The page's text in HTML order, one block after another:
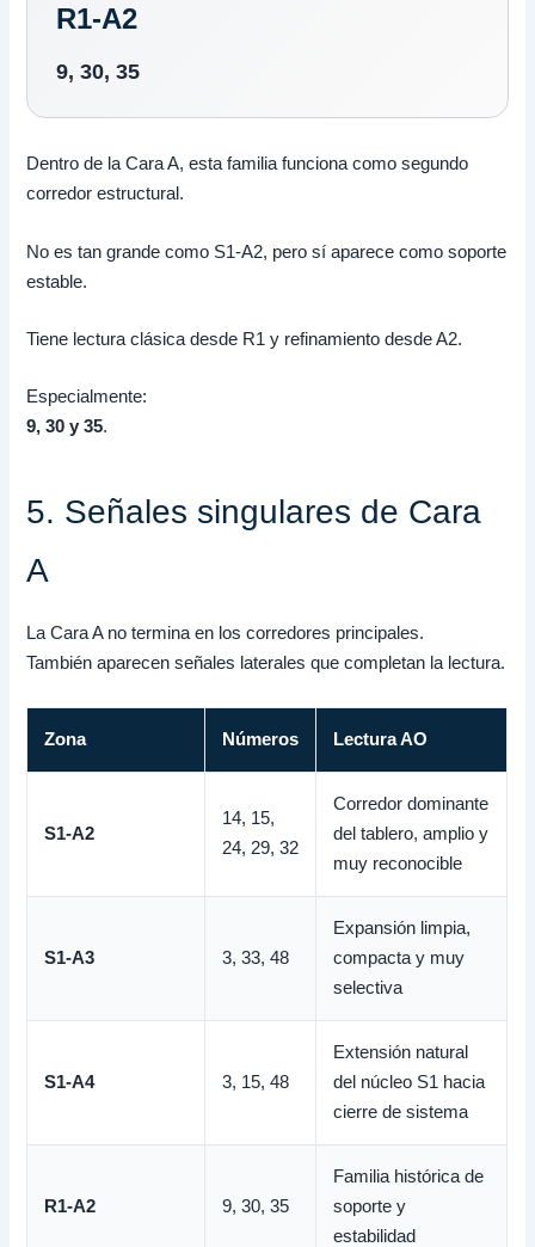
R1-A2
9, 30, 35
Dentro de la Cara A, esta familia funciona como segundo
corredor estructural.
No es tan grande como S1-A2, pero sí aparece como soporte
estable.
Tiene lectura clásica desde R1 y refinamiento desde A2.
Especialmente:
9, 30 y 35.
5. Señales singulares de Cara
A
La Cara A no termina en los corredores principales.
También aparecen señales laterales que completan la lectura.
Zona Números Lectura AO
S1-A2
14, 15,
24, 29, 32
Corredor dominante
del tablero, amplio y
muy reconocible
S1-A3 3, 33, 48
Expansión limpia,
compacta y muy
selectiva
S1-A4 3, 15, 48
Extensión natural
del núcleo S1 hacia
cierre de sistema
R1-A2 9, 30, 35
Familia histórica de
soporte y
estabilidad